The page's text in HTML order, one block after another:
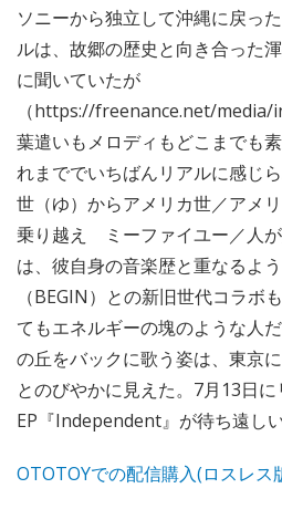
ソニーから独立して沖縄に戻っ
ルは、故郷の歴史と向き合った
に聞いていたが
（https://freenance.net/
葉遣いもメロディもどこまでも
れまででいちばんリアルに感じ
世（ゆ）からアメリカ世／アメ
乗り越え ミーファイユー／人
は、彼自身の音楽歴と重なるよ
（BEGIN）との新旧世代コラボ
てもエネルギーの塊のような人
の丘をバックに歌う姿は、東京
とのびやかに見えた。7月13日
EP『Independent』が待ち遠しい
OTOTOYでの配信購入(ロスレス